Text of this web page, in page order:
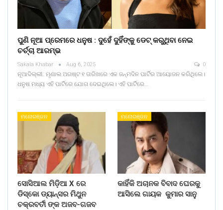
ପୁଣି ନୂଆ ପ୍ରେମରେ ଧନୁଷ : ଦୁହେଁ ଦୁହିଁଙ୍କୁ ଡେଟ୍ କରୁଥିବା ନେଇ
ଚର୍ଚ୍ଚା ଆରମ୍ଭ
Sakala Khabar Aug 6, 2025 0
ନୂଆଦିଲ୍ଲୀ: ମୃଣାଲ ଅଗଷ୍ଟ ୧ ତାରିଖରେ ଏକ ଜନ୍ମଦିନ ପାର୍ଟିର ଆୟୋଜନ କରିଥିଲେ।
ଧନୁଷ ମଧ୍ୟ ଏହି ପାର୍ଟିରେ ଯୋଗ ଦେଇଥିଲେ। ଏହି ପାର୍ଟିରେ…
ମନୋରଞ୍ଜନ
ସୋସିଆଲ ମିଡ଼ିଆ X ରେ
ଡିସ୍କୋ ଡ୍ୟାନ୍ସର ମିଥୁନ
ଚକ୍ରବର୍ତୀ ଙ୍କ ଅଜବ-ଗଜବ
ମନୋରଞ୍ଜନ
କାହିଁକି ଅଚାନକ ବିବାଦ ଘେରକୁ
ଆସିଲେ ଗାୟକ କୁମାର ସାନୁ